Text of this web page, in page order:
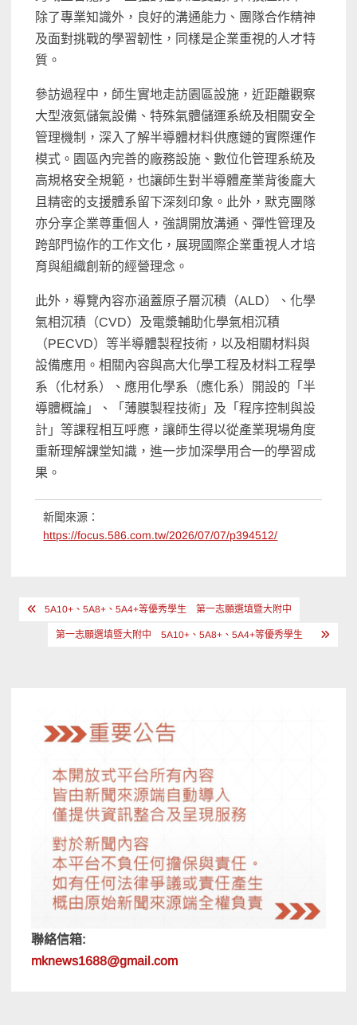
除了專業知識外，良好的溝通能力、團隊合作精神
及面對挑戰的學習韌性，同樣是企業重視的人才特
質。
參訪過程中，師生實地走訪園區設施，近距離觀察
大型液氮儲氣設備、特殊氣體儲運系統及相關安全
管理機制，深入了解半導體材料供應鏈的實際運作
模式。園區內完善的廠務設施、數位化管理系統及
高規格安全規範，也讓師生對半導體產業背後龐大
且精密的支援體系留下深刻印象。此外，默克團隊
亦分享企業尊重個人，強調開放溝通、彈性管理及
跨部門協作的工作文化，展現國際企業重視人才培
育與組織創新的經營理念。
此外，導覽內容亦涵蓋原子層沉積（ALD）、化學
氣相沉積（CVD）及電漿輔助化學氣相沉積
（PECVD）等半導體製程技術，以及相關材料與
設備應用。相關內容與高大化學工程及材料工程學
系（化材系）、應用化學系（應化系）開設的「半
導體概論」、「薄膜製程技術」及「程序控制與設
計」等課程相互呼應，讓師生得以從產業現場角度
重新理解課堂知識，進一步加深學用合一的學習成
果。
新聞來源：
https://focus.586.com.tw/2026/07/07/p394512/
文 5A10+、5A8+、5A4+等優秀學生 第一志願選填暨大附中
第一志願選填暨大附中 5A10+、5A8+、5A4+等優秀學生
聯絡信箱:
mknews1688@gmail.com